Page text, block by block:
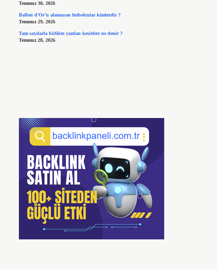
Temmuz 30, 2026
Ballon d’Or’u alamayan futbolcular kimlerdir ?
Temmuz 29, 2026
Tam sayılarla birlikte yazılan kesirlere ne denir ?
Temmuz 28, 2026